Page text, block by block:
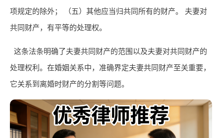
项规定的除外； （五）其他应当归共同所有的财产。 夫妻对
共同财产，有平等的处理权。
这条法条明确了夫妻共同财产的范围以及夫妻对共同财产的
处理权利。在婚姻关系中，准确界定夫妻共同财产至关重要，
它关系到离婚时财产的分割等问题。